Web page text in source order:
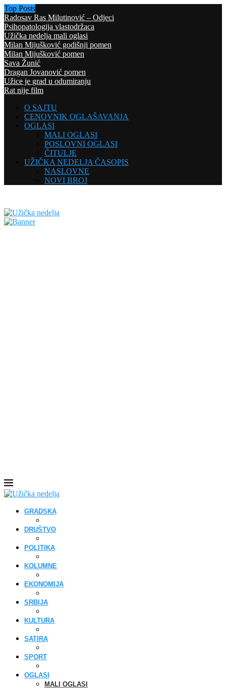
Top Posts
Radosav Ras Milutinović – Odjeci
Psihopatologija vlastodržaca
Užička nedelja mali oglasi
Milan Mijušković godišnji pomen
Milan Mijušković pomen
Sava Žunić
Dragan Jovanović pomen
Užice je grad u odumiranju
Rat nije film
O SAJTU
CENOVNIK OGLAŠAVANJA
OGLASI
MALI OGLASI
POSLOVNI OGLASI
ČITULJE
UŽIČKA NEDELJA ČASOPIS
NASLOVNE
NOVI BROJ
GRADSKA
DRUŠTVO
POLITIKA
KOLUMNE
EKONOMIJA
SRBIJA
KULTURA
SATIRA
SPORT
OGLASI
MALI OGLASI